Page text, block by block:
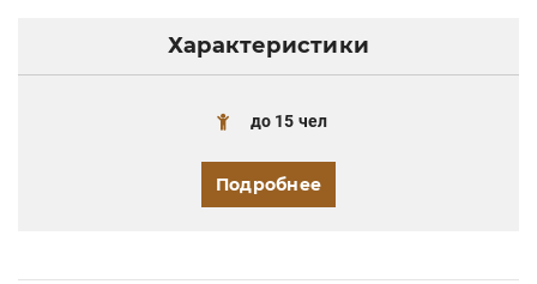
Характеристики
до 15 чел
Подробнее